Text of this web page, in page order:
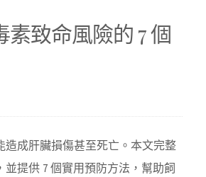
致命風險的 7 個
成肝臟損傷甚至死亡。本文完整
提供 7 個實用預防方法，幫助飼